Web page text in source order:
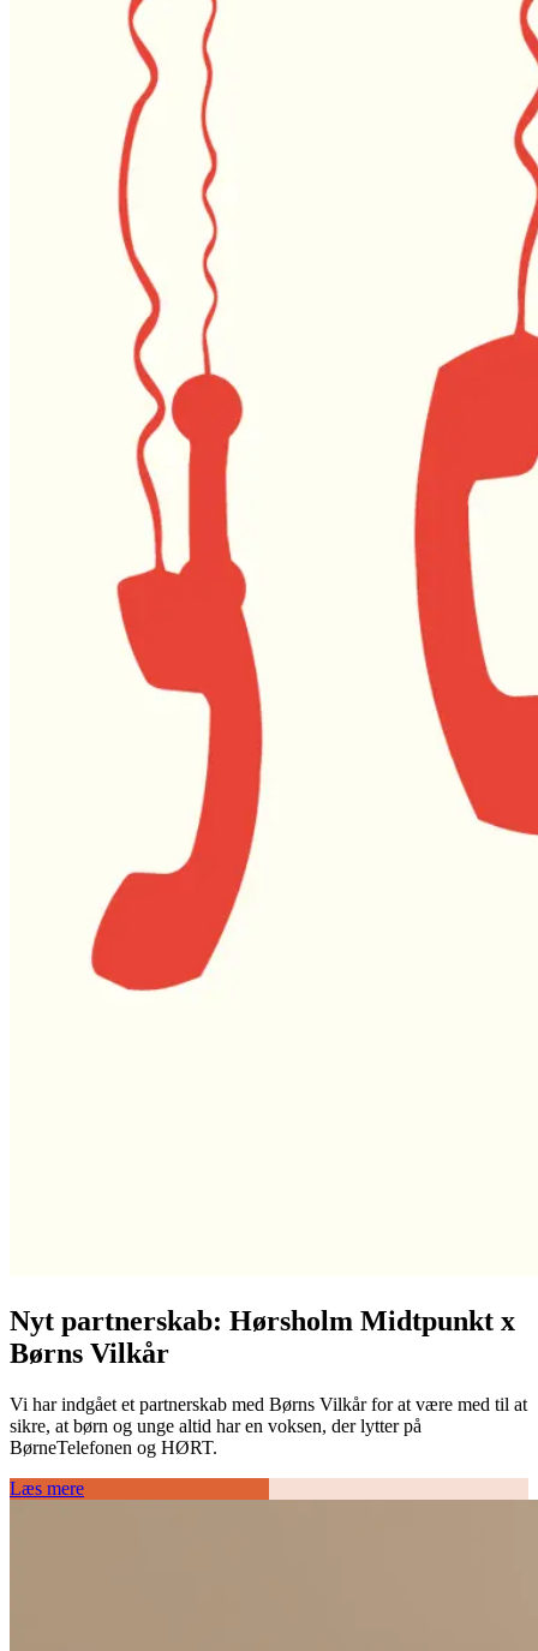
Nyt partnerskab: Hørsholm Midtpunkt x
Børns Vilkår
Vi har indgået et partnerskab med Børns Vilkår for at være med til at
sikre, at børn og unge altid har en voksen, der lytter på
BørneTelefonen og HØRT.
Læs mere